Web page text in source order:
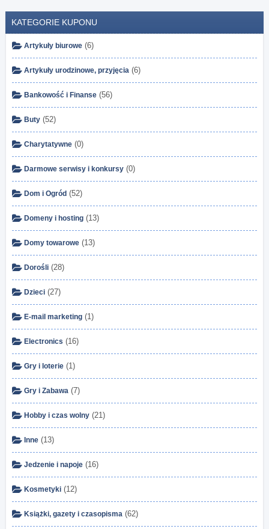
KATEGORIE KUPONU
Artykuły biurowe (6)
Artykuły urodzinowe, przyjęcia (6)
Bankowość i Finanse (56)
Buty (52)
Charytatywne (0)
Darmowe serwisy i konkursy (0)
Dom i Ogród (52)
Domeny i hosting (13)
Domy towarowe (13)
Dorośli (28)
Dzieci (27)
E-mail marketing (1)
Electronics (16)
Gry i loterie (1)
Gry i Zabawa (7)
Hobby i czas wolny (21)
Inne (13)
Jedzenie i napoje (16)
Kosmetyki (12)
Książki, gazety i czasopisma (62)